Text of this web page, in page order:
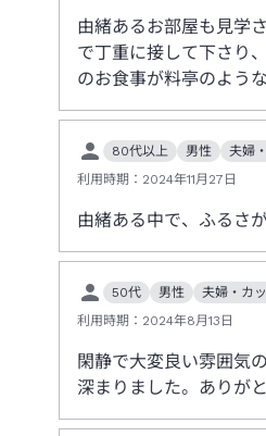
由緒あるお部屋も見学
で丁重に接して下さり
のお食事が料亭のよう
80代以上 男性
夫婦
利用時期： 2024年11月27日
由緒ある中で、ふるさ
50代 男性
夫婦・カ
利用時期： 2024年8月13日
閑静で大変良い雰囲気
深まりました。ありが